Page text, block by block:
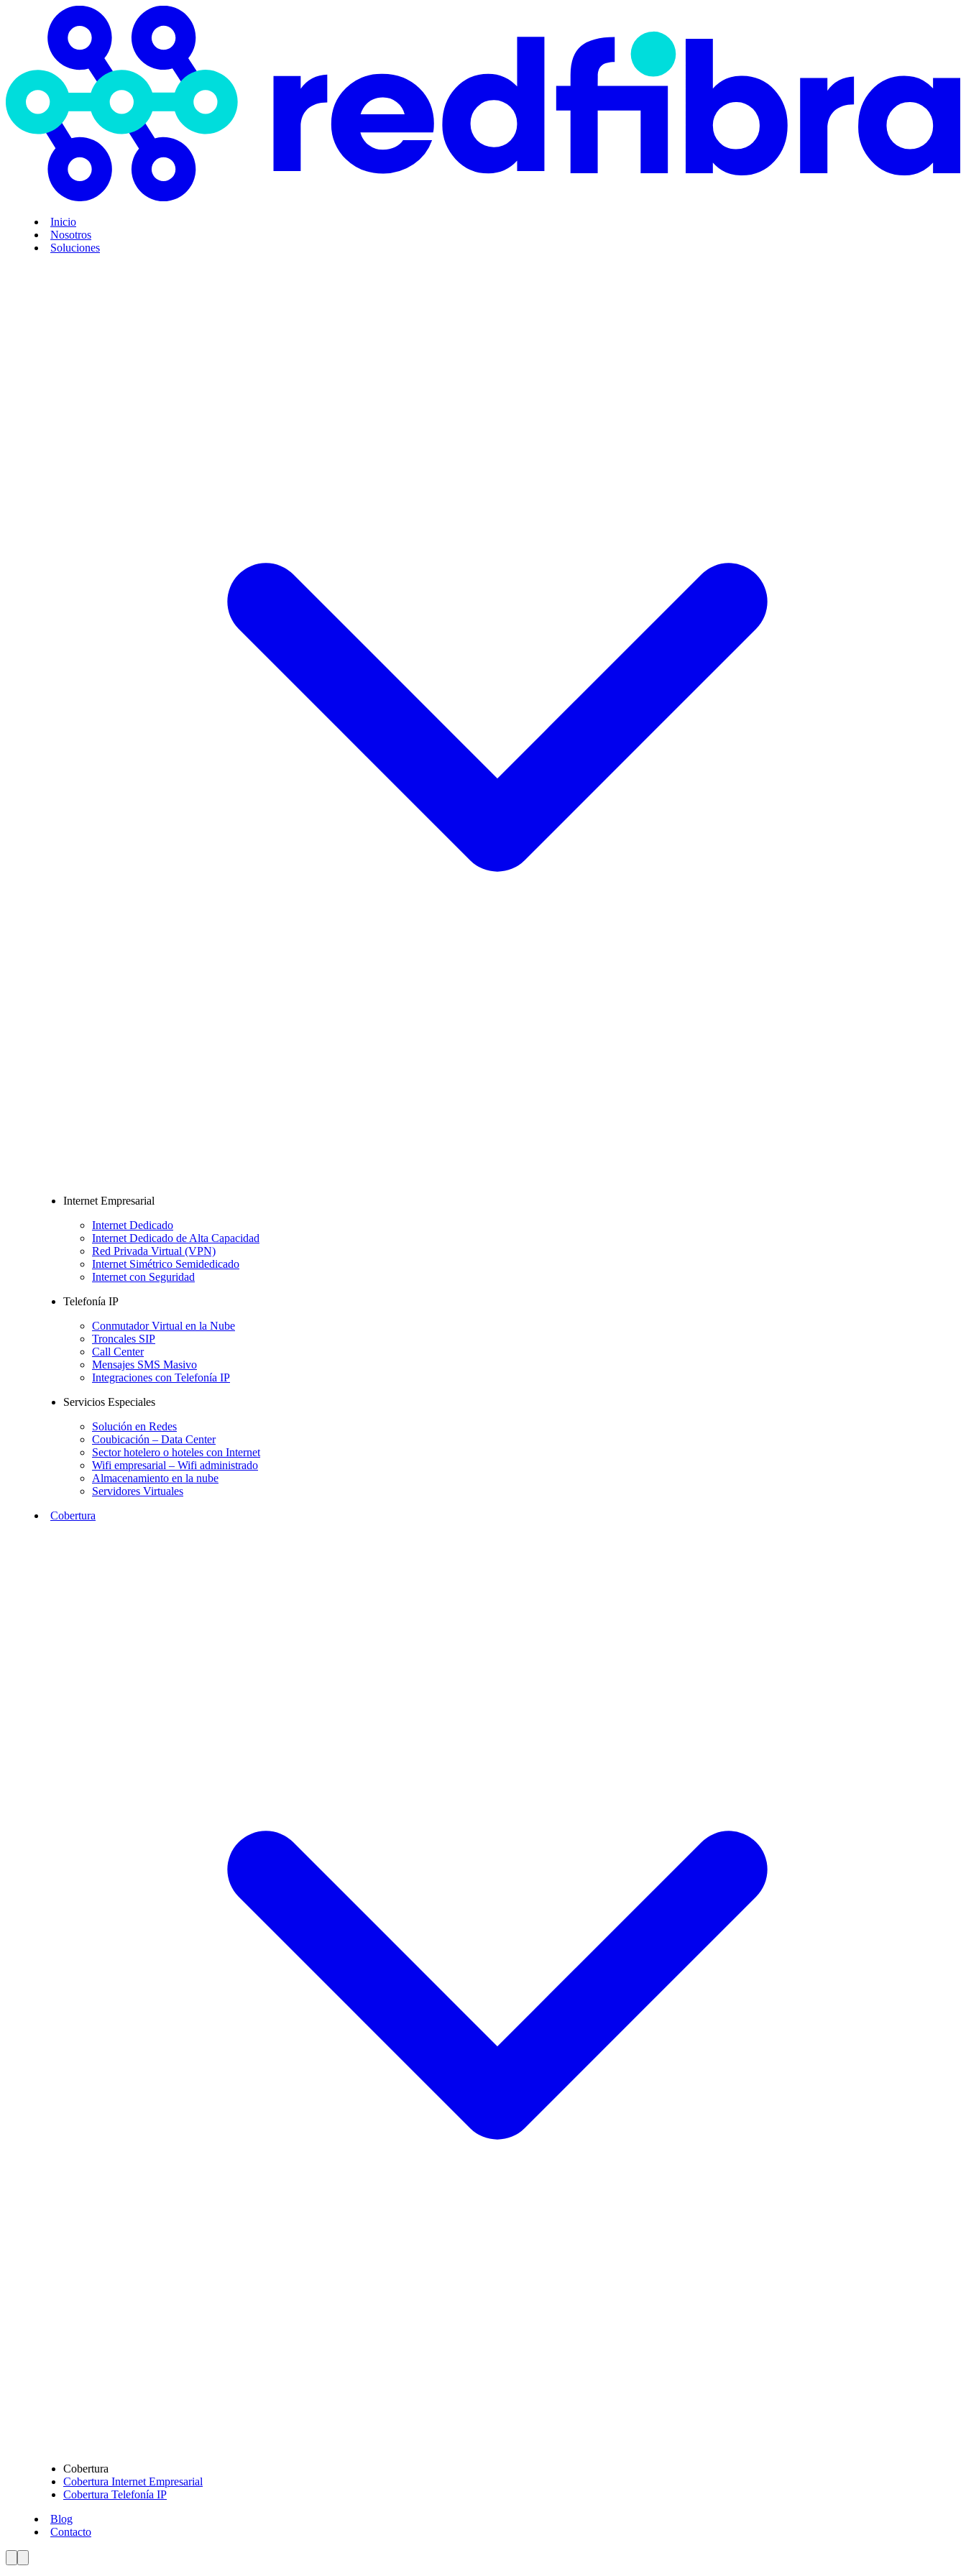
Inicio
Nosotros
Soluciones
Internet Empresarial
Internet Dedicado
Internet Dedicado de Alta Capacidad
Red Privada Virtual (VPN)
Internet Simétrico Semidedicado
Internet con Seguridad
Telefonía IP
Conmutador Virtual en la Nube
Troncales SIP
Call Center
Mensajes SMS Masivo
Integraciones con Telefonía IP
Servicios Especiales
Solución en Redes
Coubicación – Data Center
Sector hotelero o hoteles con Internet
Wifi empresarial – Wifi administrado
Almacenamiento en la nube
Servidores Virtuales
Cobertura
Cobertura
Cobertura Internet Empresarial
Cobertura Telefonía IP
Blog
Contacto